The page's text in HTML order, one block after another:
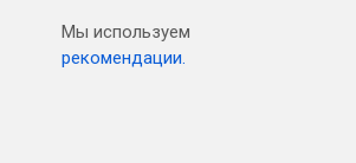
Мы используем
рекомендации.